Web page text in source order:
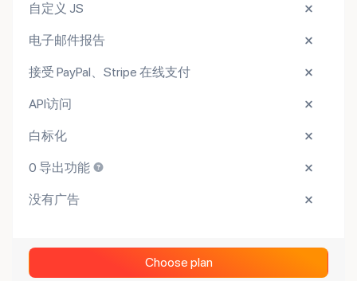
自定义 JS
电子邮件报告
接受 PayPal、Stripe 在线支付
API访问
白标化
0 导出功能
没有广告
Choose plan